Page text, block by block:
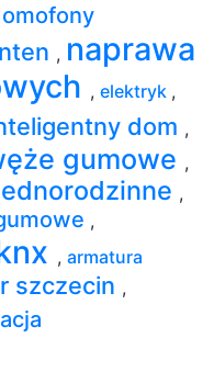
, naprawa
, elektryk ,
dom ,
gumowe ,
,
,
, armatura
szczecin ,